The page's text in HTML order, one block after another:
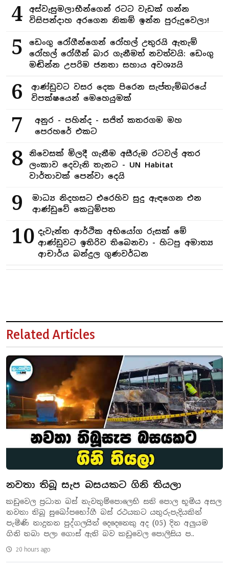
4
අස්වැසුමලාභීන්ගෙන් රටට වැඩක් ගන්න
විසිපන්දාහ අරගෙන නිකම් ඉන්න පුරුදුවෙලා!
5
ඩෙංගු රෝගීන්ගෙන් රෝහල් උතුරයි ඇතැම්
රෝහල් රෝගීන් බාර ගැනීමත් නවත්වයි: ඩෙංගු
මඬින්න උපරිම ජනතා සහාය අවශ්‍යයි
6
ආණ්ඩුවට වසර දෙක පිරෙන සැප්තැම්බරයේ
විපක්ෂයෙන් මෙහෙයුමක්
7
අනුර - පහින්ද - සජිත් කතරගම මහ
පෙරහරේ එකට
8
නිවෙසක් මිලදී ගැනීම අසීරුම රටවල් අතර
ලංකාව දෙවැනි තැනට - UN Habitat
වාර්තාවක් පෙන්වා දෙයි
9
මාධ්‍ය නිදහසට එරෙහිව සුදු ඇඳගෙන එන
ආණ්ඩුවේ කෙටුම්පත
10 දැවැන්ත ආර්ථික අභියෝග රුසක් මේ
ආණ්ඩුවට ඉතිරිව තිබෙනවා - හිටපු අමාත්‍ය
ආචාර්ය බන්දුල ගුණවර්ධන
Related Articles
නවතා තිබූ සැප බසයකට ගිනි තියලා
කඩුවෙල ප්‍රධාන බස් නැවතුම්පොලෙහි සති පොල භූමිය අසල
නවතා තිබූ සුඛෝපභෝගී බස් රථයකට යතුරුපැදියකින්
පැමිණි නාදුනන පුද්ගලයින් දෙදෙනෙකු අද (05) දින අලුයම
ගිනි තබා පලා ගොස් ඇති බව කඩුවෙල පොලිසිය ප..
20 hours ago